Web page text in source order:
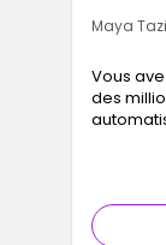
Maya
Vous
des